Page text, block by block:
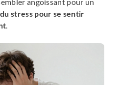
stress pour se sentir
.